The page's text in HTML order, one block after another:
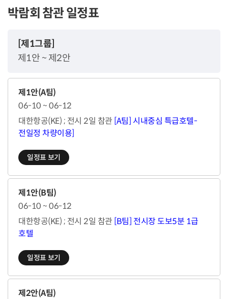
박람회 참관 일정표
[제1그룹]
제1안 ~ 제2안
제1안(A팀)
06-10 ~ 06-12
대한항공(KE) ; 전시 2일 참관 [A팀] 시내중심 특급호텔-
전일정 차량이용]
일정표 보기
제1안(B팀)
06-10 ~ 06-12
대한항공(KE) ; 전시 2일 참관 [B팀] 전시장 도보5분 1급
호텔
일정표 보기
제2안(A팀)